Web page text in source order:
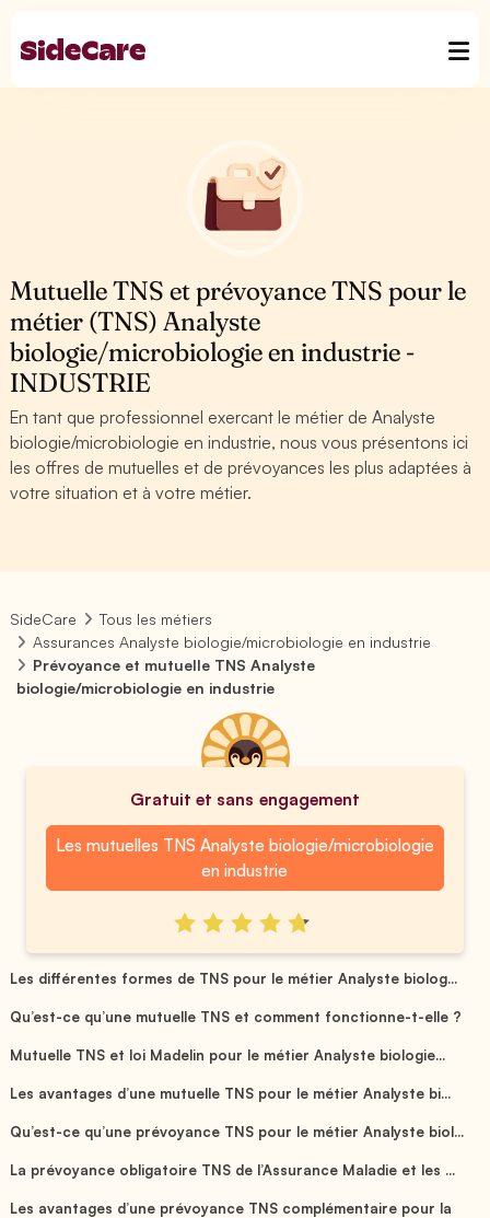
Mutuelle TNS et prévoyance TNS pour le
métier (TNS) Analyste
biologie/microbiologie en industrie -
INDUSTRIE
En tant que professionnel exercant le métier de Analyste
biologie/microbiologie en industrie, nous vous présentons ici
les offres de mutuelles et de prévoyances les plus adaptées à
votre situation et à votre métier.
SideCare
Tous les métiers
Assurances Analyste biologie/microbiologie en industrie
Prévoyance et mutuelle TNS Analyste
biologie/microbiologie en industrie
Gratuit et sans engagement
Les mutuelles TNS Analyste biologie/microbiologie
en industrie
Les différentes formes de TNS pour le métier Analyste biolog...
Qu’est-ce qu’une mutuelle TNS et comment fonctionne-t-elle ?
Mutuelle TNS et loi Madelin pour le métier Analyste biologie...
Les avantages d’une mutuelle TNS pour le métier Analyste bi...
Qu’est-ce qu’une prévoyance TNS pour le métier Analyste biol...
La prévoyance obligatoire TNS de l’Assurance Maladie et les ...
Les avantages d’une prévoyance TNS complémentaire pour la